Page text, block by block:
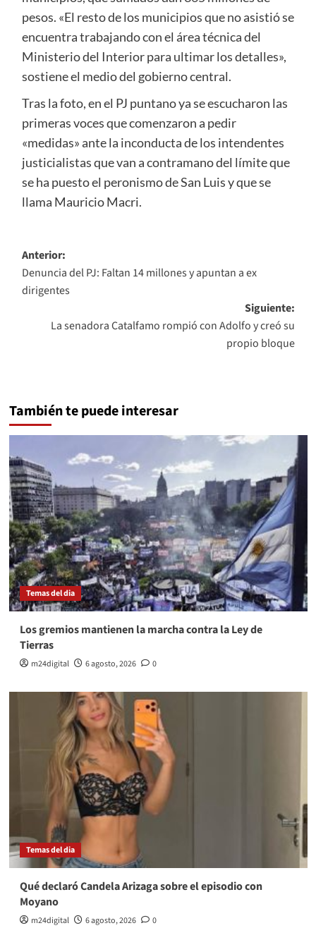
pesos. «El resto de los municipios que no asistió se
encuentra trabajando con el área técnica del
Ministerio del Interior para ultimar los detalles»,
sostiene el medio del gobierno central.
Tras la foto, en el PJ puntano ya se escucharon las
primeras voces que comenzaron a pedir
«medidas» ante la inconducta de los intendentes
justicialistas que van a contramano del límite que
se ha puesto el peronismo de San Luis y que se
llama Mauricio Macri.
Navegación
de
entradas
Anterior:
Denuncia del PJ: Faltan 14 millones y apuntan a ex
dirigentes
Siguiente:
La senadora Catalfamo rompió con Adolfo y creó su
propio bloque
También te puede interesar
Temas del dia
Los gremios mantienen la marcha contra la Ley de
Tierras
m24digital 6 agosto, 2026 0
Temas del dia
Qué declaró Candela Arizaga sobre el episodio con
Moyano
m24digital 6 agosto, 2026 0